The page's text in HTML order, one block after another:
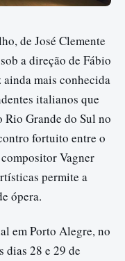
de José Clemente
a direção de Fábio
mais conhecida
italianos que
Grande do Sul no
fortuito entre o
Vagner
permite a
ópera.
em Porto Alegre, no
dias 28 e 29 de